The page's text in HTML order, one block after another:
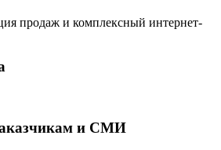
продаж и комплексный интернет-
и СМИ